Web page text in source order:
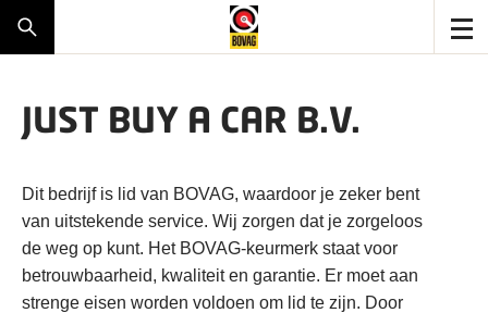
JUST BUY A CAR B.V.
Dit bedrijf is lid van BOVAG, waardoor je zeker bent
van uitstekende service. Wij zorgen dat je zorgeloos
de weg op kunt. Het BOVAG-keurmerk staat voor
betrouwbaarheid, kwaliteit en garantie. Er moet aan
strenge eisen worden voldoen om lid te zijn. Door